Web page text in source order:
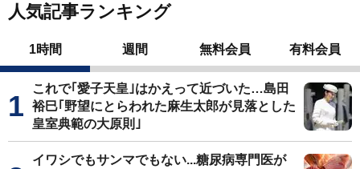
人気記事ランキング
1時間 週間 無料会員 有料会員
これで｢愛子天皇｣はかえって近づいた…島田
裕巳｢野望にとらわれた麻生太郎が見落とした
皇室典範の大原則｣
イワシでもサンマでもない...糖尿病専門医が